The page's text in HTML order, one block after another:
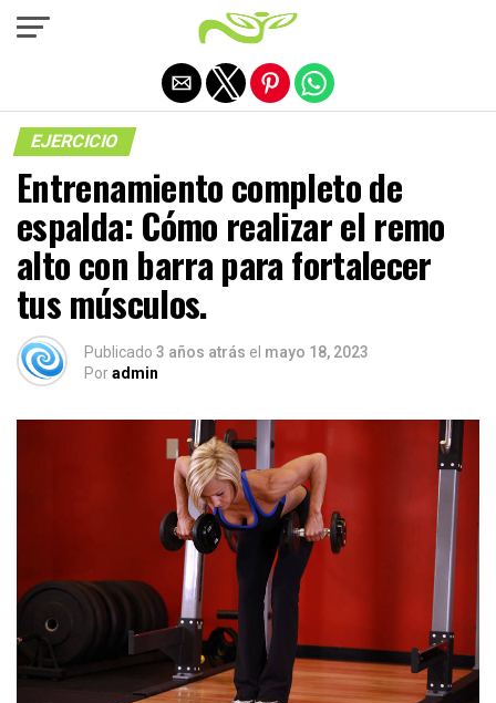
EJERCICIO
Entrenamiento completo de
espalda: Cómo realizar el remo
alto con barra para fortalecer
tus músculos.
Publicado 3 años atrás el mayo 18, 2023
Poradmin
Salir de la versión móvil